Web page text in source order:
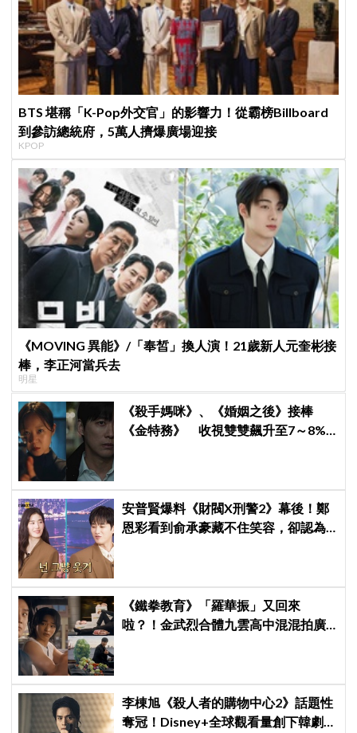
BTS 堪稱「K-Pop外交官」的影響力！從霸榜Billboard
到參訪總統府，5萬人擠爆廣場迎接
KPOP
《MOVING 異能》/「奉皙」換人演！21歲新人元奎彬接
棒，李正河當兵去
明星
《殺手媽咪》、《婚姻之後》接棒
《金特務》 收視雙雙飆升至7～8%
安普賢爆料《財閥X刑警2》幕後！鄭
恩彩看到俞承豪藏不住笑容，卻認為
《鐵拳教育》「羅華振」又回來
啦？！金武烈合體九雲高中混混拍廣
李棟旭《殺人者的購物中心2》話題性
奪冠！Disney+全球觀看量創下韓劇新